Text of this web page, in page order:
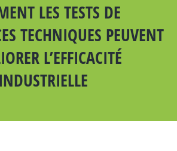
LES TESTS DE
TECHNIQUES PEUVENT
L’EFFICACITÉ
INDUSTRIELLE